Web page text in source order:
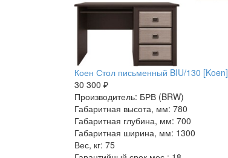
Коен Стол письменный BIU/130 [Koen]
30 300 ₽
Производитель: БРВ (BRW)
Габаритная высота, мм: 780
Габаритная глубина, мм: 700
Габаритная ширина, мм: 1300
Вес, кг: 75